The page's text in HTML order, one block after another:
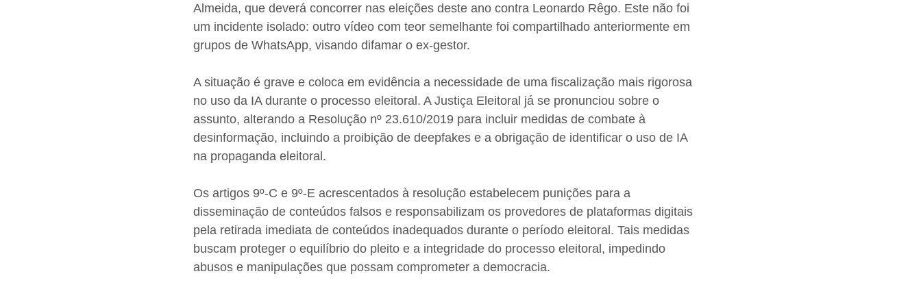
Almeida, que deverá concorrer nas eleições deste ano contra Leonardo Rêgo. Este não foi
um incidente isolado: outro vídeo com teor semelhante foi compartilhado anteriormente em
grupos de WhatsApp, visando difamar o ex-gestor.
A situação é grave e coloca em evidência a necessidade de uma fiscalização mais rigorosa
no uso da IA durante o processo eleitoral. A Justiça Eleitoral já se pronunciou sobre o
assunto, alterando a Resolução nº 23.610/2019 para incluir medidas de combate à
desinformação, incluindo a proibição de deepfakes e a obrigação de identificar o uso de IA
na propaganda eleitoral.
Os artigos 9º-C e 9º-E acrescentados à resolução estabelecem punições para a
disseminação de conteúdos falsos e responsabilizam os provedores de plataformas digitais
pela retirada imediata de conteúdos inadequados durante o período eleitoral. Tais medidas
buscam proteger o equilíbrio do pleito e a integridade do processo eleitoral, impedindo
abusos e manipulações que possam comprometer a democracia.